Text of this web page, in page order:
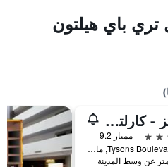
تري باي هيلتون
ذا ريتز - كارلتون، تايزونس كورنر
ممتاز 9.2
1700 Tysons Boulevard, ماكلين (فيرجينيا), VA, الولايات المتحدة الأميريكية